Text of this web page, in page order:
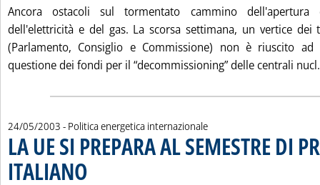
Ancora ostacoli sul tormentato cammino
dell'elettricità e del gas. La scorsa settimana, un vertice
(Parlamento, Consiglio e Commissione) non è riuscito ad
questione dei fondi per il “decommissioning” delle centrali
24/05/2003 - Politica energetica internazionale
LA UE SI PREPARA AL SEMESTRE DI
ITALIANO